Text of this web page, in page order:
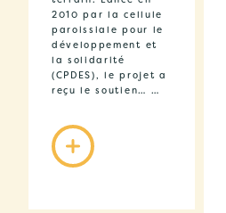
2010 par la cellule
paroissiale pour le
développement et
la solidarité
(CPDES), le projet a
reçu le soutien… …